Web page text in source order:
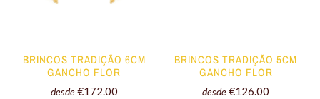
BRINCOS TRADIÇÃO 6CM
GANCHO FLOR
desde €172.00
BRINCOS TRADIÇÃO 5CM
GANCHO FLOR
desde €126.00